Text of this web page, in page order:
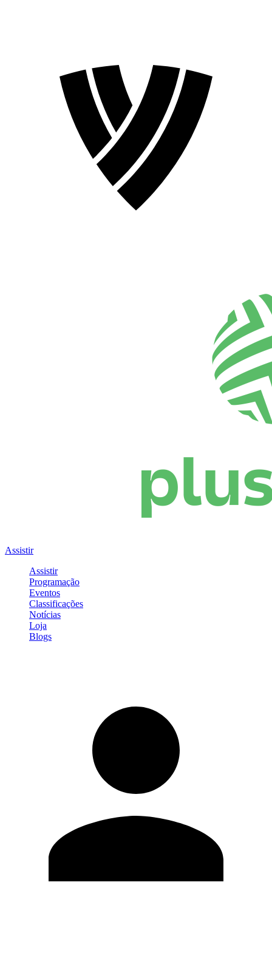
Assistir
Assistir
Programação
Eventos
Classificações
Notícias
Loja
Blogs